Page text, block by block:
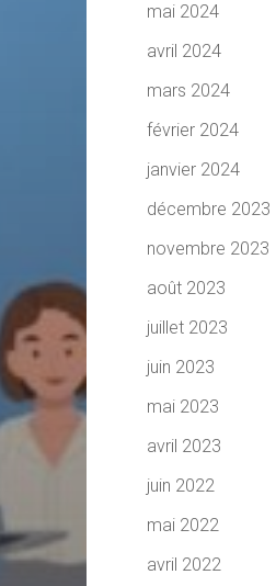
mai 2024
avril 2024
mars 2024
février 2024
janvier 2024
décembre 2023
novembre 2023
août 2023
juillet 2023
juin 2023
mai 2023
avril 2023
juin 2022
mai 2022
avril 2022